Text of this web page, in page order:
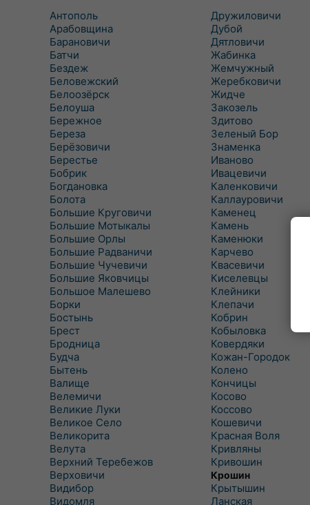
Антополь
Арабовщина
Барановичи
Батчи
Бездеж
Беловежский
Белоозёрск
Белоуша
Бережное
Береза
Берёзовичи
Берестье
Бобрик
Богдановка
Болота
Большие Круговичи
Большие Мотыкалы
Большие Орлы
Большие Радваничи
Большие Чучевичи
Большие Яковчицы
Большое Малешево
Борки
Бостынь
Брест
Бродница
Будча
Бытень
Валище
Велемичи
Великие Луки
Великое Село
Великорита
Велута
Верхний Теребежов
Верховичи
Видибор
Видомля
Дружиловичи
Дубой
Дятловичи
Жабинка
Жемчужный
Жеребковичи
Жидче
Закозель
Здитово
Зеленый Бор
Знаменка
Иваново
Ивацевичи
Каленковичи
Каллауровичи
Каменец
Камень
Каменюки
Карчево
Квасевичи
Киселевцы
Клейники
Клепачи
Кобрин
Кобыловка
Ковердяки
Кожан-Городок
Колено
Кончицы
Косово
Коссово
Кошевичи
Красная Воля
Кривляны
Кривошин
Крошин
Крытышин
Ланская